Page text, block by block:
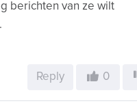
berichten van ze wilt
Reply 0